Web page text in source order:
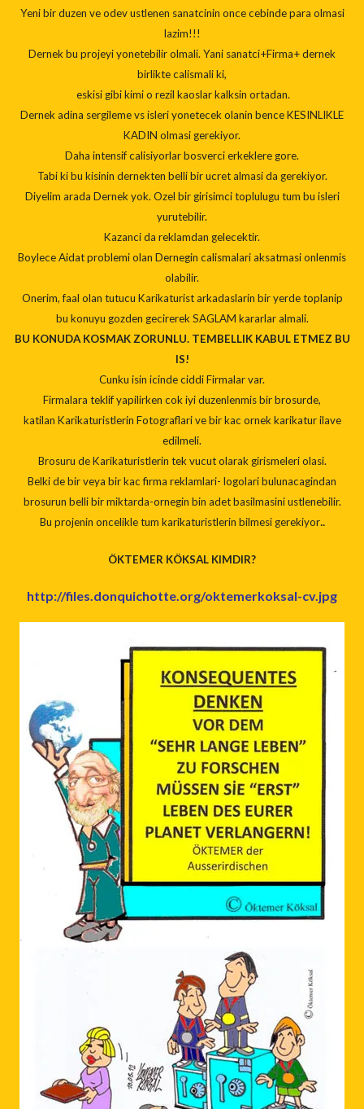
Yeni bir duzen ve odev ustlenen sanatcinin once cebinde para olmasi
lazim!!!
Dernek bu projeyi yonetebilir olmali. Yani sanatci+Firma+ dernek
birlikte calismali ki,
eskisi gibi kimi o rezil kaoslar kalksin ortadan.
Dernek adina sergileme vs isleri yonetecek olanin bence KESINLIKLE
KADIN olmasi gerekiyor.
Daha intensif calisiyorlar bosverci erkeklere gore.
Tabi ki bu kisinin dernekten belli bir ucret almasi da gerekiyor.
Diyelim arada Dernek yok. Ozel bir girisimci toplulugu tum bu isleri
yurutebilir.
Kazanci da reklamdan gelecektir.
Boylece Aidat problemi olan Dernegin calismalari aksatmasi onlenmis
olabilir.
Onerim, faal olan tutucu Karikaturist arkadaslarin bir yerde toplanip
bu konuyu gozden gecirerek SAGLAM kararlar almali.
BU KONUDA KOSMAK ZORUNLU. TEMBELLIK KABUL ETMEZ BU
IS!
Cunku isin icinde ciddi Firmalar var.
Firmalara teklif yapilirken cok iyi duzenlenmis bir brosurde,
katilan Karikaturistlerin Fotograflari ve bir kac ornek karikatur ilave
edilmeli.
Brosuru de Karikaturistlerin tek vucut olarak girismeleri olasi.
Belki de bir veya bir kac firma reklamlari- logolari bulunacagindan
brosurun belli bir miktarda-ornegin bin adet basilmasini ustlenebilir.
Bu projenin oncelikle tum karikaturistlerin bilmesi gerekiyor..
ÖKTEMER KÖKSAL KIMDIR?
http://files.donquichotte.org/oktemerkoksal-cv.jpg